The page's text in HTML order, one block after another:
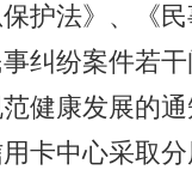
护法》、《
纠纷案件若
健康发展的
卡中心采取